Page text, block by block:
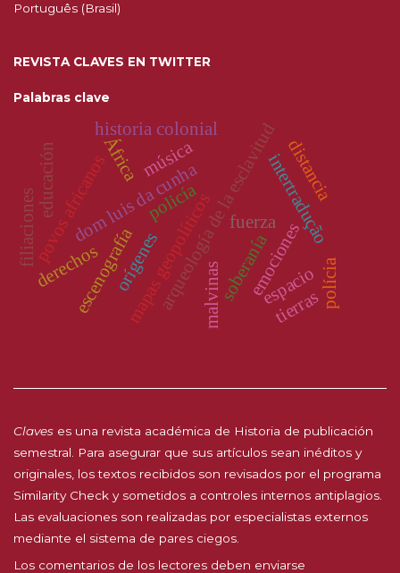
Português (Brasil)
REVISTA CLAVES EN TWITTER
Palabras clave
arqueología de la esclavitud
dom luis da cunha
soberanía
orígenes malvinas
intertradução
povos africanosmapas geopolíticos
África
fuerza
emociones
escenografía espacio
historia colonial
distancia
derechos
filiaciones policía
música
educación
polícia
tierras
Claves es una revista académica de Historia de publicación
semestral. Para asegurar que sus artículos sean inéditos y
originales, los textos recibidos son revisados por el programa
Similarity Check y sometidos a controles internos antiplagios.
Las evaluaciones son realizadas por especialistas externos
mediante el sistema de pares ciegos.
Los comentarios de los lectores deben enviarse